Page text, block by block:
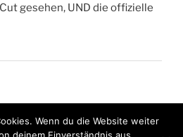
gesehen, UND die offizielle
Wenn du die Website weiter